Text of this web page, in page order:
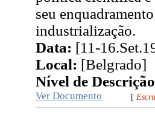
seu
industrialização.
Data: [11-
Local: [Belgrado]
Nível de
Ver Documento [